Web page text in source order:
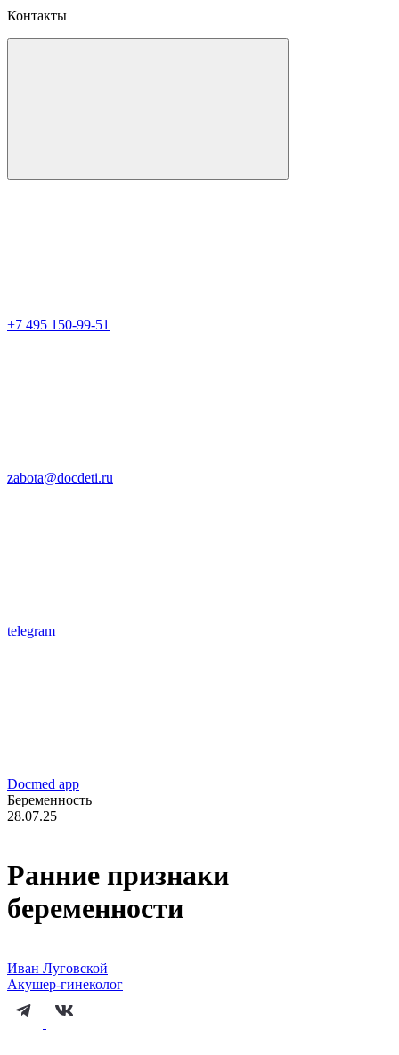
Контакты
+7 495 150-99-51
zabota@docdeti.ru
telegram
Docmed app
Беременность
28.07.25
Ранние признаки
беременности
Иван Луговской
Акушер-гинеколог